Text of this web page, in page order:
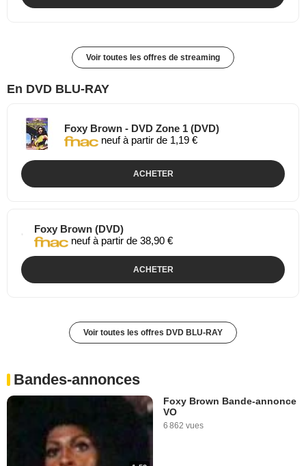
Voir toutes les offres de streaming
En DVD BLU-RAY
Foxy Brown - DVD Zone 1 (DVD)
neuf à partir de 1,19 €
ACHETER
Foxy Brown (DVD)
neuf à partir de 38,90 €
ACHETER
Voir toutes les offres DVD BLU-RAY
Bandes-annonces
Foxy Brown Bande-annonce
VO
6 862 vues